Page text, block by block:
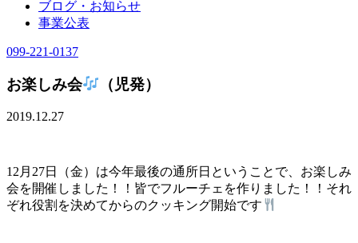
ブログ・お知らせ
事業公表
099-221-0137
お楽しみ会 （児発）
2019.12.27
12月27日（金）は今年最後の通所日ということで、お楽しみ
会を開催しました！！皆でフルーチェを作りました！！それ
ぞれ役割を決めてからのクッキング開始です